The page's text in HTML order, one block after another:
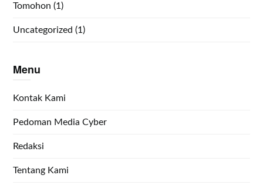
Tomohon (1)
Uncategorized (1)
Menu
Kontak Kami
Pedoman Media Cyber
Redaksi
Tentang Kami